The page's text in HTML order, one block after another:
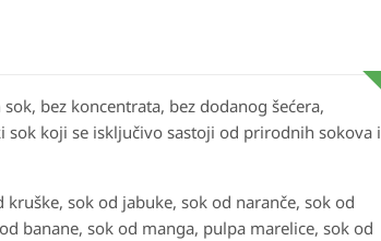
bez koncentrata, bez dodanog šećera,
sok koji se isključivo sastoji od prirodnih sokova i
kruške, sok od jabuke, sok od naranče, sok od
banane, sok od manga, pulpa marelice, sok od